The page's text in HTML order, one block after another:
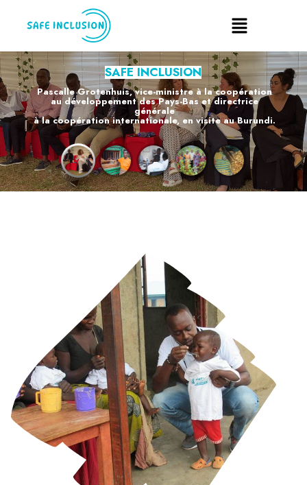
Pascalle Grotenhuis, vice-ministre à la coopération
au développement des Pays-Bas et directrice
générale
à la coopération internationale, en visite au Burundi.
SAFE INCLUSION